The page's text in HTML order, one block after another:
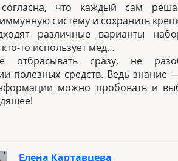
что каждый сам
систему и сохранить
различные варианты
то использует мед…
отбрасывать сразу, не
полезных средств. Ведь знание
можно пробовать и
Елена Картавцева